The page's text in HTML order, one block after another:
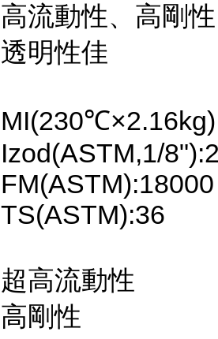
高流動性、高剛
透明性佳
Izod(ASTM,1/
FM(ASTM):18000
TS(ASTM):36
超高流動性
高剛性